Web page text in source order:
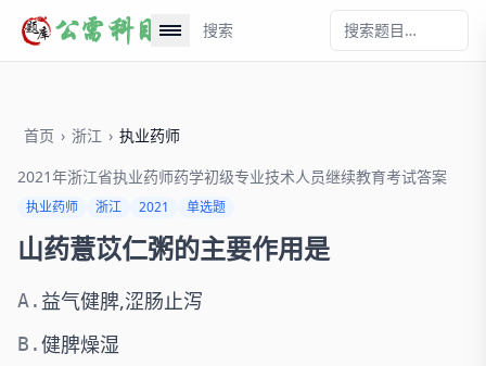
搜索
首页 › 浙江 › 执业药师
2021年浙江省执业药师药学初级专业技术人员继续教育考试答案
执业药师 浙江 2021 单选题
山药薏苡仁粥的主要作用是
A. 益气健脾,涩肠止泻
B.健脾燥湿